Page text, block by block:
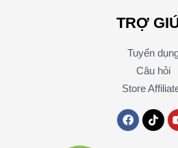
TRỢ
Tuyển
Câu hỏi
Store
F
a
T
i